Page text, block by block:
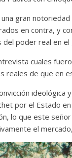
gran
en contra, y
poder real en el
cuales
reales de que en
ideológica
por el Estado
lo que este
el